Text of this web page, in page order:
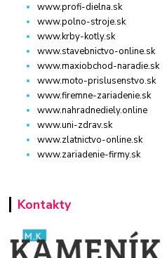
www.profi-dielna.sk
www.polno-stroje.sk
www.krby-kotly.sk
www.stavebnictvo-online.sk
www.maxiobchod-naradie.sk
www.moto-prislusenstvo.sk
www.firemne-zariadenie.sk
www.nahradnediely.online
www.uni-zdrav.sk
www.zlatnictvo-online.sk
www.zariadenie-firmy.sk
Kontakty